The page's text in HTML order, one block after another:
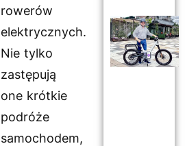
rowerów
elektrycznych.
Nie tylko
zastępują
one krótkie
podróże
samochodem,